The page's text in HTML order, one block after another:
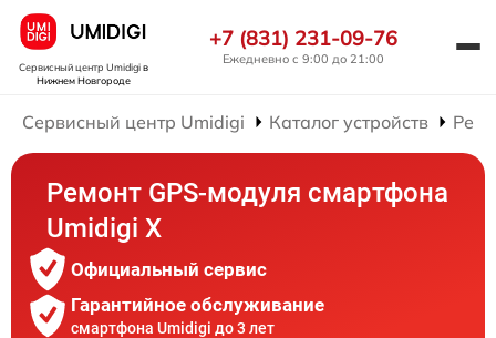
Сервисный центр Umidigiв
Нижнем Новгороде
+7 (831) 231-09-76
Ежедневно с 9:00 до 21:00
Сервисный центр Umidigi Каталог устройств
Ремонт GPS-модуля смартфона
Umidigi X
Официальный сервис
Гарантийное обслуживание
смартфона Umidigi до 3 лет